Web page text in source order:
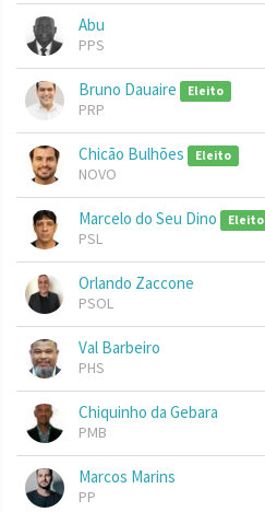
Abu
PPS
Bruno Dauaire Eleito
PRP
Chicão Bulhões Eleito
NOVO
Marcelo do Seu Dino Eleito
PSL
Orlando Zaccone
PSOL
Val Barbeiro
PHS
Chiquinho da Gebara
PMB
Marcos Marins
PP